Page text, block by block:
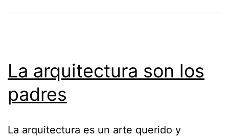
La arquitectura son los
padres
La arquitectura es un arte querido y